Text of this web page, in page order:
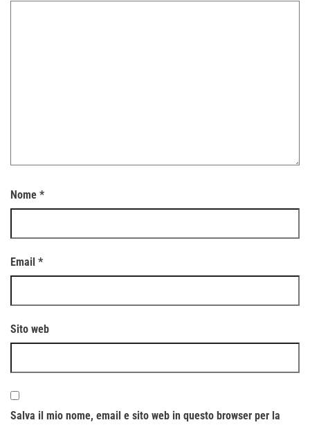
Nome *
Email *
Sito web
Salva il mio nome, email e sito web in questo browser per la